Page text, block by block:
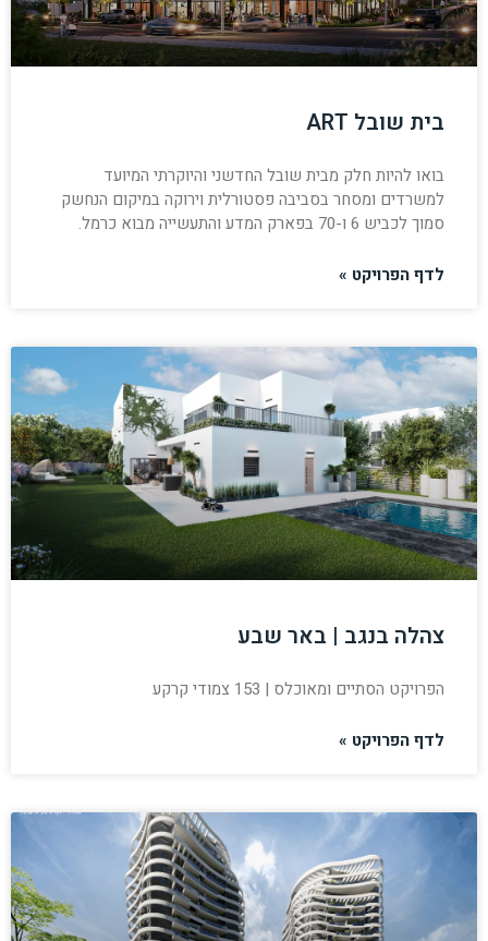
בית שובל ART
בואו להיות חלק מבית שובל החדשני והיוקרתי המיועד
למשרדים ומסחר בסביבה פסטורלית וירוקה במיקום הנחשק
סמוך לכביש 6 ו-70 בפארק המדע והתעשייה מבוא כרמל.
לדף הפרויקט »
צהלה בנגב | באר שבע
הפרויקט הסתיים ומאוכלס | 153 צמודי קרקע
לדף הפרויקט »